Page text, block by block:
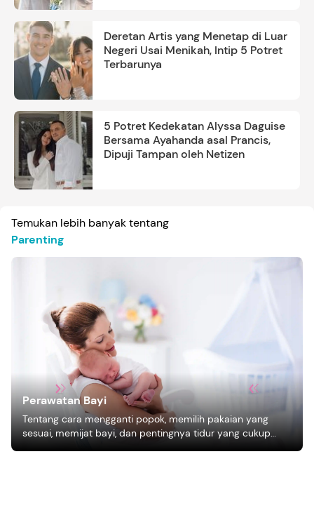
Deretan Artis yang Menetap di Luar
Negeri Usai Menikah, Intip 5 Potret
Terbarunya
5 Potret Kedekatan Alyssa Daguise
Bersama Ayahanda asal Prancis,
Dipuji Tampan oleh Netizen
Temukan lebih banyak tentang
Parenting
Perawatan Bayi
Tentang cara mengganti popok, memilih pakaian yang
sesuai, memijat bayi, dan pentingnya tidur yang cukup
bagi pertumbuhan bayi.